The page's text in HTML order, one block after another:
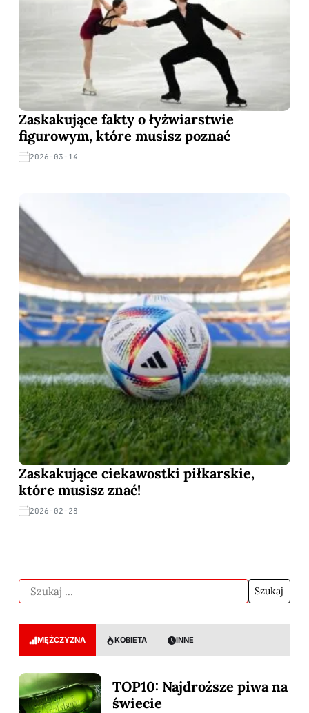
Zaskakujące fakty o łyżwiarstwie
figurowym, które musisz poznać
2026-03-14
Zaskakujące ciekawostki piłkarskie,
które musisz znać!
2026-02-28
MĘŻCZYZNA KOBIETA INNE
TOP10: Najdroższe piwa na
świecie